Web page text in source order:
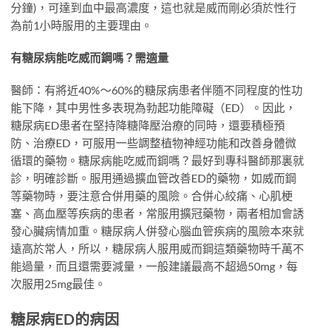
分鐘)，可達到血中最高濃度，這也就是威而剛必須於性行
為前1小時服用的主要理由。
有糖尿病能吃威而鋼嗎？需適量
醫師：有將近40%～60%的糖尿病患者伴隨不同程度的性功
能下降，其中男性多表現為勃起功能障礙（ED）。因此，
糖尿病ED患者在堅持降糖降壓治療的同時，還要積極預
防、治療ED，可服用一些調整植物神經功能和改善身體微
循環的藥物。糖尿病能吃威而鋼嗎？最好到專科醫師那裏就
診，明確診斷。服用通過擴血管改善ED的藥物，如威而鋼
等藥物時，要注意合併用藥的風險。合併心絞痛、心肌梗
塞、高血壓等疾病的患者，常服用擴冠藥物，兩者相加會誘
發心臟病情加重。糖尿病人併發心腦血管疾病的風險本來就
遠高於常人，所以，糖尿病人服用威而鋼這類藥物時千萬不
能過量，而且還需要減量，一般建議最高不超過50mg，每
次服用25mg最佳。
糖尿病ED的病因